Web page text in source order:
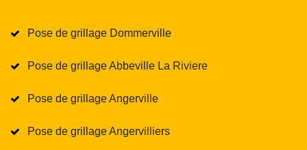
Pose de grillage Dommerville
Pose de grillage Abbeville La Riviere
Pose de grillage Angerville
Pose de grillage Angervilliers